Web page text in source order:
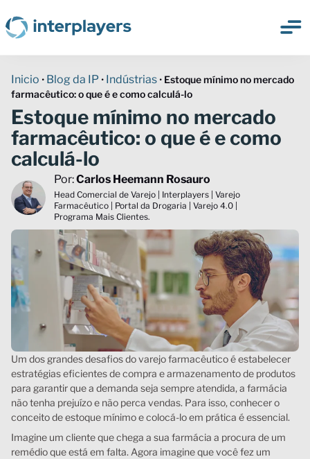
Inicio • Blog da IP • Indústrias • Estoque mínimo no mercado
farmacêutico: o que é e como calculá-lo
Estoque mínimo no mercado
farmacêutico: o que é e como
calculá-lo
Por:Carlos Heemann Rosauro
Head Comercial de Varejo | Interplayers | Varejo
Farmacêutico | Portal da Drogaria | Varejo 4.0 |
Programa Mais Clientes.
Um dos grandes desafios do varejo farmacêutico é estabelecer
estratégias eficientes de compra e armazenamento de produtos
para garantir que a demanda seja sempre atendida, a farmácia
não tenha prejuízo e não perca vendas. Para isso, conhecer o
conceito de estoque mínimo e colocá-lo em prática é essencial.
Imagine um cliente que chega a sua farmácia a procura de um
remédio que está em falta. Agora imagine que você fez um